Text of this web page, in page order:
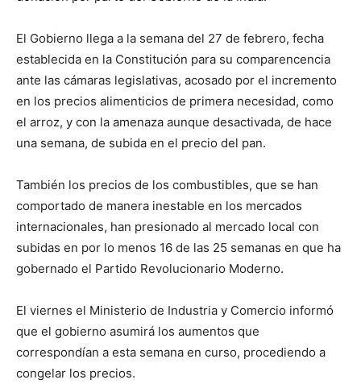
El Gobierno llega a la semana del 27 de febrero, fecha
establecida en la Constitución para su comparencencia
ante las cámaras legislativas, acosado por el incremento
en los precios alimenticios de primera necesidad, como
el arroz, y con la amenaza aunque desactivada, de hace
una semana, de subida en el precio del pan.
También los precios de los combustibles, que se han
comportado de manera inestable en los mercados
internacionales, han presionado al mercado local con
subidas en por lo menos 16 de las 25 semanas en que ha
gobernado el Partido Revolucionario Moderno.
El viernes el Ministerio de Industria y Comercio informó
que el gobierno asumirá los aumentos que
correspondían a esta semana en curso, procediendo a
congelar los precios.